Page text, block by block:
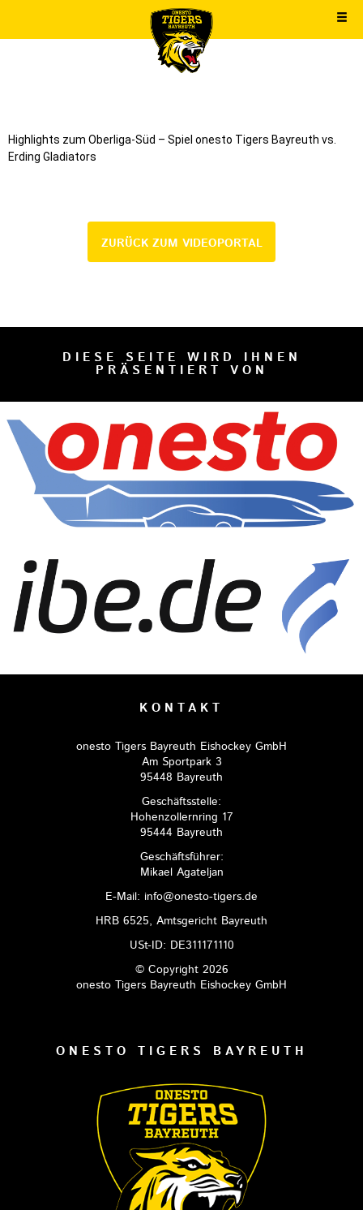
Highlights zum Oberliga-Süd – Spiel onesto Tigers Bayreuth vs.
Erding Gladiators
ZURÜCK ZUM VIDEOPORTAL
DIESE SEITE WIRD IHNEN
PRÄSENTIERT VON
KONTAKT
onesto Tigers Bayreuth Eishockey GmbH
Am Sportpark 3
95448 Bayreuth
Geschäftsstelle:
Hohenzollernring 17
95444 Bayreuth
Geschäftsführer:
Mikael Agateljan
E-Mail: info@onesto-tigers.de
HRB 6525, Amtsgericht Bayreuth
USt-ID: DE311171110
© Copyright 2026
onesto Tigers Bayreuth Eishockey GmbH
ONESTO TIGERS BAYREUTH